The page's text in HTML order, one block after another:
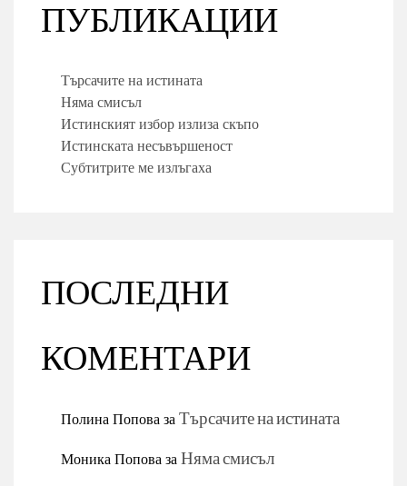
ПУБЛИКАЦИИ
Търсачите на истината
Няма смисъл
Истинският избор излиза скъпо
Истинската несъвършеност
Субтитрите ме излъгаха
ПОСЛЕДНИ
КОМЕНТАРИ
Полина ПоповазаТърсачите на истината
Моника ПоповазаНяма смисъл